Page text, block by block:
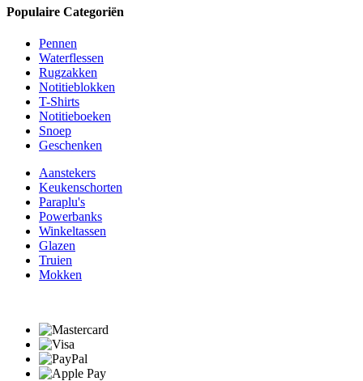
Populaire Categoriën
Pennen
Waterflessen
Rugzakken
Notitieblokken
T-Shirts
Notitieboeken
Snoep
Geschenken
Aanstekers
Keukenschorten
Paraplu's
Powerbanks
Winkeltassen
Glazen
Truien
Mokken